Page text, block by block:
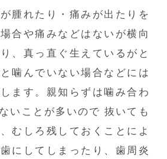
腫れたり・痛みが出たりを
合や痛みなどはないが横向
、真っ直ぐ生えているがと
噛んでいない場合などには
ます。親知らずは噛み合わ
いことが多いので 抜いても
むしろ残しておくことによ
にしてしまったり、歯周炎